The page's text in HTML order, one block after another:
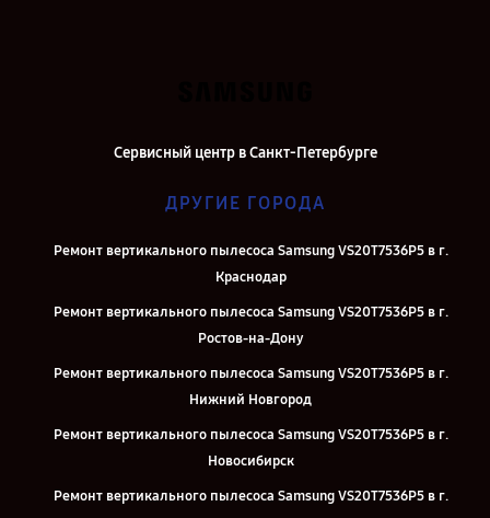
Сервисный центр в Санкт-Петербурге
ДРУГИЕ ГОРОДА
Ремонт вертикального пылесоса Samsung VS20T7536P5 в г.
Краснодар
Ремонт вертикального пылесоса Samsung VS20T7536P5 в г.
Ростов-на-Дону
Ремонт вертикального пылесоса Samsung VS20T7536P5 в г.
Нижний Новгород
Ремонт вертикального пылесоса Samsung VS20T7536P5 в г.
Новосибирск
Ремонт вертикального пылесоса Samsung VS20T7536P5 в г.